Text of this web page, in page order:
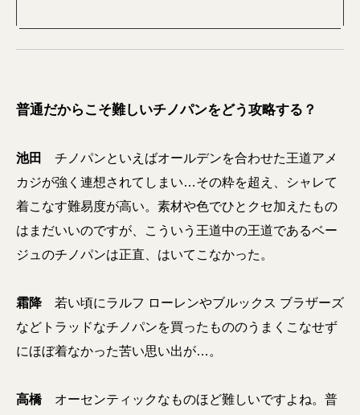
普通だからこそ難しいチノパンをどう攻略する？
池田 チノパンといえばオールデンを合わせた王道アメ
カジが強く連想されてしまい…その粋を超え、シャレて
着こなす難易度が高い。素材や色でひとクセ加えたもの
はまだいいのですが、こういう王道中の王道であるベー
ジュのチノパンは正直、はいてこなかった。
霜降 若い頃にラルフ ローレンやブルックス ブラザーズ
など トラッドなチノパンを買ったもののうまくこなせず
にほぼ着なかった苦い思い出が… 。
高橋オーセンティックなものほど難しいですよね。普